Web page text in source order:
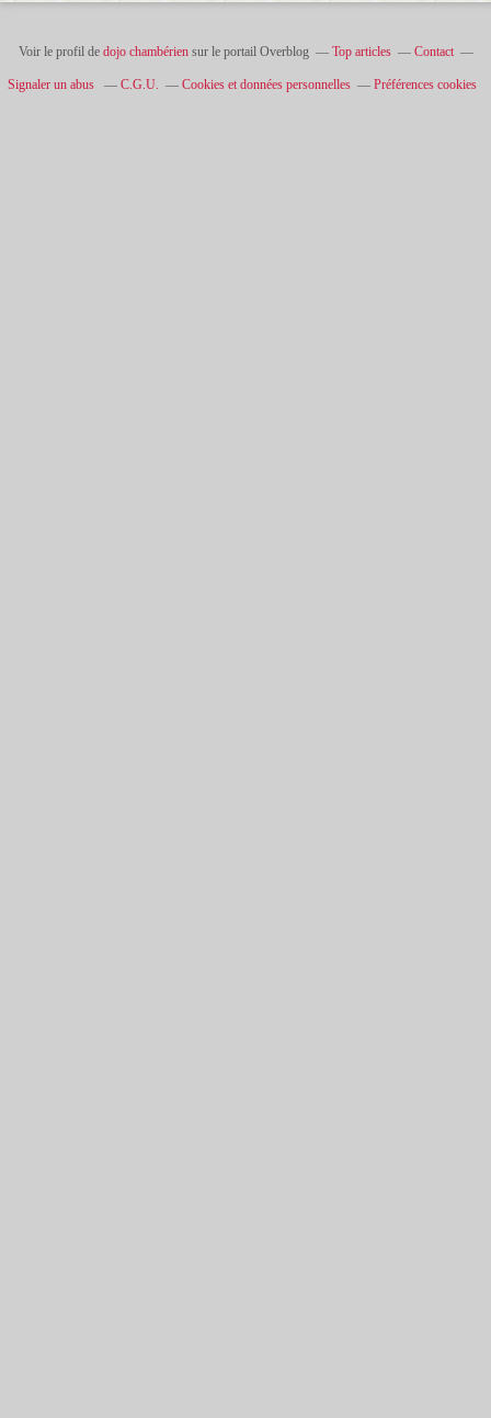
Voir le profil de dojo chambériensur le portail Overblog Top articles Contact
Signaler un abus C.G.U. Cookies et données personnelles Préférences cookies